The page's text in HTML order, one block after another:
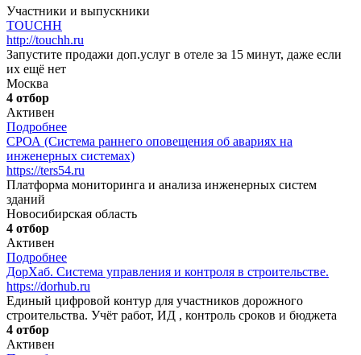
Участники и выпускники
TOUCHH
http://touchh.ru
Запустите продажи доп.услуг в отеле за 15 минут, даже если
их ещё нет
Москва
4 отбор
Активен
Подробнее
СРОА (Система раннего оповещения об авариях на
инженерных системах)
https://ters54.ru
Платформа мониторинга и анализа инженерных систем
зданий
Новосибирская область
4 отбор
Активен
Подробнее
ДорХаб. Система управления и контроля в строительстве.
https://dorhub.ru
Единый цифровой контур для участников дорожного
строительства. Учёт работ, ИД , контроль сроков и бюджета
4 отбор
Активен